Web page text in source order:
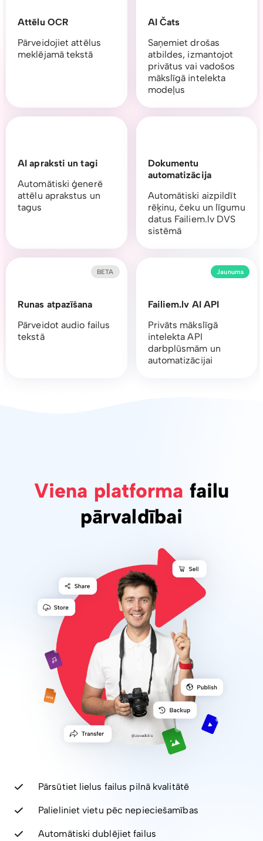
Attēlu OCR
Pārveidojiet attēlus
meklējamā tekstā
AI Čats
Saņemiet drošas
atbildes, izmantojot
privātus vai vadošos
mākslīgā intelekta
modeļus
AI apraksti un tagi
Automātiski ģenerē
attēlu aprakstus un
tagus
Dokumentu
automatizācija
Automātiski aizpildīt
rēķinu, čeku un līgumu
datus Failiem.lv DVS
sistēmā
Runas atpazīšana
Pārveidot audio failus
tekstā
BETA
Failiem.lv AI API
Privāts mākslīgā
intelekta API
darbplūsmām un
automatizācijai
Jaunums
Viena platforma failu
pārvaldībai
Pārsūtiet lielus failus pilnā kvalitātē
Palieliniet vietu pēc nepieciešamības
Automātiski dublējiet failus